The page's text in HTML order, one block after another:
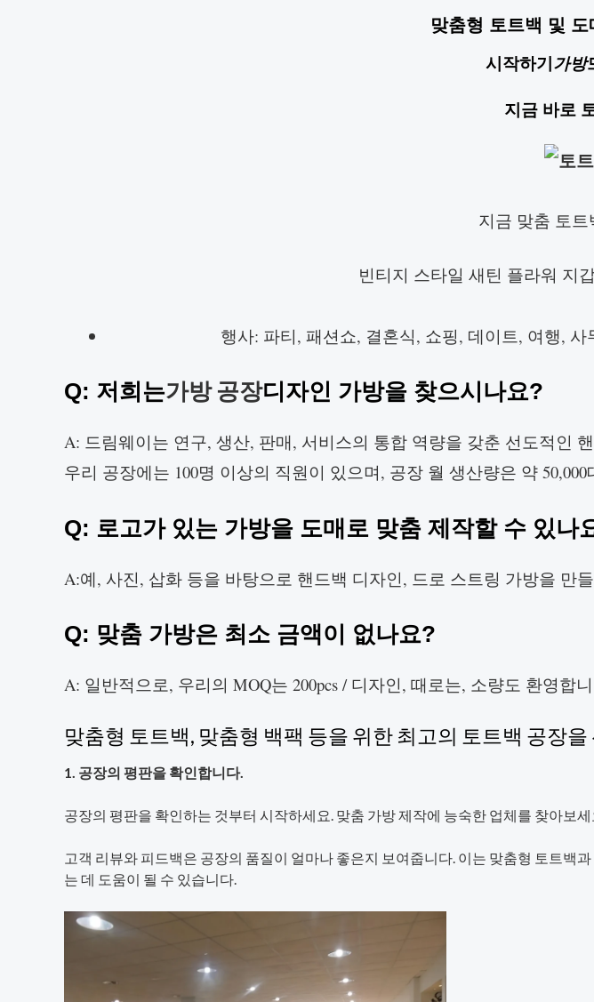
맞춤형 토트백 및
시작하기 가방
지금 바로
지금 맞춤 토
빈티지 스타일 새틴 플라워 지
행사: 파티, 패션쇼, 결혼식, 쇼핑, 데이트, 여행,
Q: 저희는가방 공장디자인 가방을 찾으시나요?
A: 드림웨이는 연구, 생산, 판매, 서비스의 통합 역량을 갖춘 선도적인
우리 공장에는 100명 이상의 직원이 있으며, 공장 월 생산량은 약 50,000
Q: 로고가 있는 가방을 도매로 맞춤 제작할 수 있나
A:예, 사진, 삽화 등을 바탕으로 핸드백 디자인, 드로 스트링 가방을 만
Q: 맞춤 가방은 최소 금액이 없나요?
A: 일반적으로, 우리의 MOQ는 200pcs / 디자인, 때로는, 소량도 환영합
맞춤형 토트백, 맞춤형 백팩 등을 위한 최고의 토트백 공장을
1. 공장의 평판을 확인합니다.
공장의 평판을 확인하는 것부터 시작하세요. 맞춤 가방 제작에 능숙한 업체를 찾아보세
고객 리뷰와 피드백은 공장의 품질이 얼마나 좋은지 보여줍니다. 이는 맞춤형 토트백
는 데 도움이 될 수 있습니다.